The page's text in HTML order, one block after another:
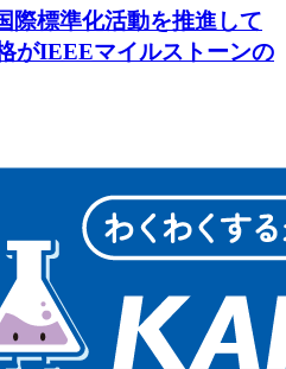
際標準化活動を推進して
がIEEEマイルストーンの